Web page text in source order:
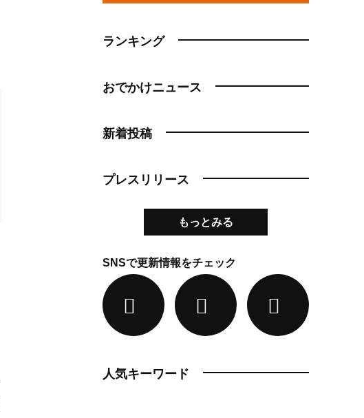
ランキング
おでかけニュース
新着投稿
プレスリリース
もっとみる
SNSで更新情報をチェック
人気キーワード